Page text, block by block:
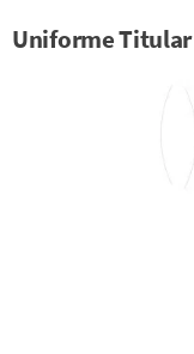
Uniforme Titular